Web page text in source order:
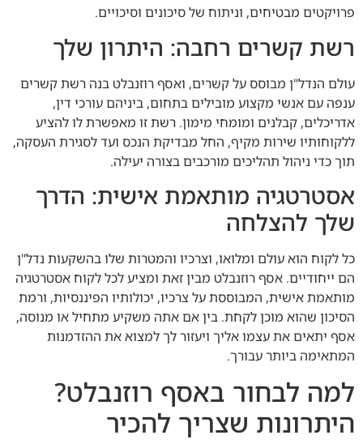
פרויקטים מבטיחים, וניתוח של סיכונים וסיכויים.
רשת קשרים רחבה: היתרון שלך
עולם הנדל"ן מבוסס על קשרים, ואסף רוזנבלט בנה רשת קשרים
ענפה עם אנשי מקצוע מובילים בתחום, ביניהם עורכי דין,
אדריכלים, קבלנים ומומחי מימון. רשת זו מאפשרת לו להציע
ללקוחותיו שירות מקיף, החל מבדיקת הנכס ועד לסגירת העסקה,
תוך כדי ניהול תהליכים מורכבים בצורה יעילה.
אסטרטגיה מותאמת אישית: הדרך
שלך להצלחה
כל לקוח הוא עולם ומלואו, וצרכיו והמטרות שלו בהשקעות נדל"ן
הם ייחודיים. אסף רוזנבלט מבין זאת ומציע לכל לקוח אסטרטגיה
מותאמת אישית, המבוססת על צרכיו, יכולותיו הפיננסיות, ורמת
הסיכון שהוא מוכן לקחת. בין אם אתה משקיע מתחיל או מנוסה,
אסף יתאים את עצמו אליך ויעזור לך למצוא את ההזדמנות
המתאימה ביותר עבורך.
למה לבחור באסף רוזנבלט?
היתרונות שצריך להכיר